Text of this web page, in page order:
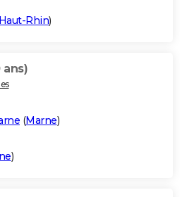
Rhin)
ans)
(Marne)
)